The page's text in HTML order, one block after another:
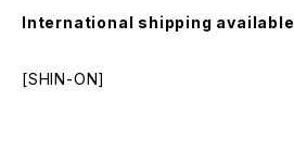
International shipping available
[SHIN-ON]